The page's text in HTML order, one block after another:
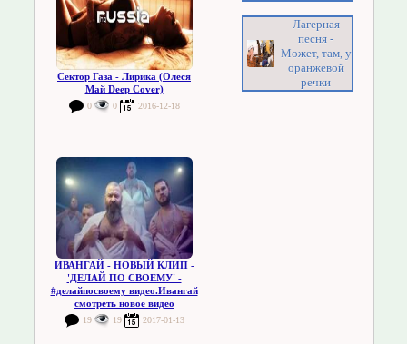
Сектор Газа - Лирика (Олеся
Май Deep Cover)
0 0 2016-12-18
ИВАНГАЙ - НОВЫЙ КЛИП -
'ДЕЛАЙ ПО СВОЕМУ' -
#делайпосвоему видео.Ивангай
смотреть новое видео
19 19 2017-01-13
Лагерная
песня -
Может, там, у
оранжевой
речки